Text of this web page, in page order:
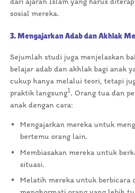
sosial mereka.
3. Mengajarkan Adab dan Akhlak
Sejumlah studi juga menjelaskan
belajar adab dan akhlak bagi anak
cukup hanya melalui teori, tetapi
praktik langsung1. Orang tua dan
anak dengan cara:
Mengajarkan mereka untuk
bertemu orang lain.
Membiasakan mereka untuk
situasi.
Melatih mereka untuk berbicara